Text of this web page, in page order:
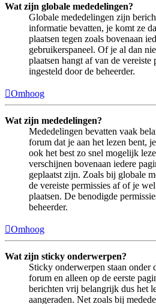
Wat zijn globale mededelingen?
Globale mededelingen zijn
informatie bevatten, je komt ze
plaatsen tegen zoals bovenaan
gebruikerspaneel. Of je al dan
plaatsen hangt af van de vereiste
ingesteld door de beheerder.
Omhoog
Wat zijn mededelingen?
Mededelingen bevatten vaak
forum dat je aan het lezen bent,
ook het best zo snel mogelijk
verschijnen bovenaan iedere
geplaatst zijn. Zoals bij globale
de vereiste permissies af of je
plaatsen. De benodigde
beheerder.
Omhoog
Wat zijn sticky onderwerpen?
Sticky onderwerpen staan onder
forum en alleen op de eerste
berichten vrij belangrijk dus het
aangeraden. Net zoals bij